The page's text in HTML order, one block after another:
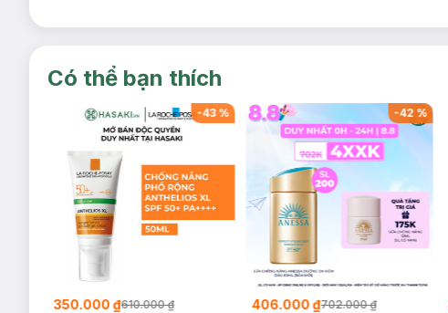
Có thể bạn thích
-43%
350.000 ₫610.000 ₫
-42 %
406.000 ₫702.000 ₫